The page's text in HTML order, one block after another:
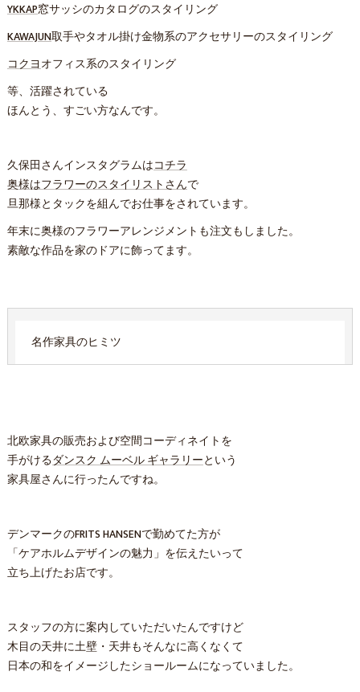
YKKAP窓サッシのカタログのスタイリング
KAWAJUN取手やタオル掛け金物系のアクセサリーのスタイリング
コクヨオフィス系のスタイリング
等、活躍されている
ほんとう、すごい方なんです。
久保田さんインスタグラムはコチラ
奥様はフラワーのスタイリストさんで
旦那様とタックを組んでお仕事をされています。
年末に奥様のフラワーアレンジメントも注文もしました。
素敵な作品を家のドアに飾ってます。
名作家具のヒミツ
北欧家具の販売および空間コーディネイトを
手がけるダンスク ムーベル ギャラリーという
家具屋さんに行ったんですね。
デンマークのFRITS HANSENで勤めてた方が
「ケアホルムデザインの魅力」を伝えたいって
立ち上げたお店です。
スタッフの方に案内していただいたんですけど
木目の天井に土壁・天井もそんなに高くなくて
日本の和をイメージしたショールームになっていました。